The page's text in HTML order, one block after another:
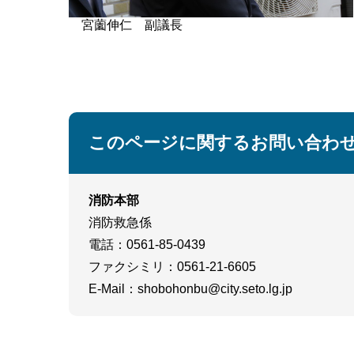
宮薗伸仁 副議長
このページに関するお問い合わ
消防本部
消防救急係
電話 ：0561-85-0439
ファクシミリ
：0561-21-6605
E-Mail
： shobohonbu@city.seto.lg.jp